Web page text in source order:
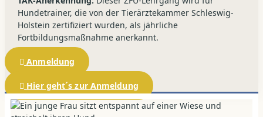
Hundetrainer, die von der Tierärztekammer Schleswig-
Holstein zertifiziert wurden, als jährliche
Fortbildungsmaßnahme anerkannt.
Anmeldung
Hier geht´s zur Anmeldung